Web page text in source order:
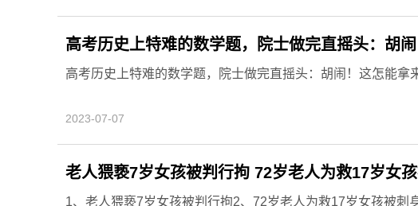
高考历史上特难的数学题，院士做完直摇头：胡
高考历史上特难的数学题，院士做完直摇头：胡闹！这怎能拿
2023-07-07
老人猥亵7岁女孩被判行拘 72岁老人为救17岁女
1、老人猥亵7岁女孩被判行拘2、72岁老人为救17岁女孩被刺